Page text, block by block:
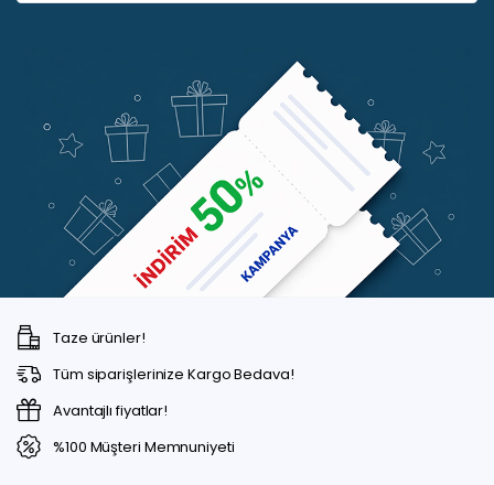
Taze ürünler!
Tüm siparişlerinize Kargo Bedava!
Avantajlı fiyatlar!
%100 Müşteri Memnuniyeti